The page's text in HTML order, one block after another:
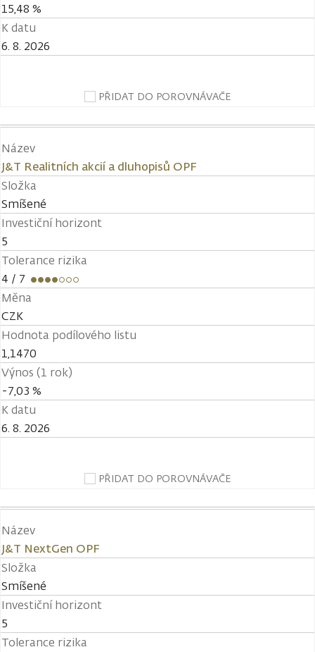
15,48 %
K datu
6. 8. 2026
PŘIDAT DO POROVNÁVAČE
Název
J&T Realitních akcií a dluhopisů OPF
Složka
Smíšené
Investiční horizont
5
Tolerance rizika
4 / 7
Měna
CZK
Hodnota podílového listu
1,1470
Výnos (1 rok)
-7,03 %
K datu
6. 8. 2026
PŘIDAT DO POROVNÁVAČE
Název
J&T NextGen OPF
Složka
Smíšené
Investiční horizont
5
Tolerance rizika